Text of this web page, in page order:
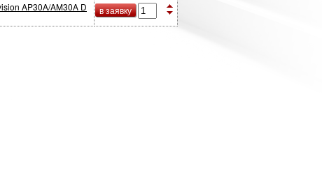
AP30A/AM30A D
в заявку